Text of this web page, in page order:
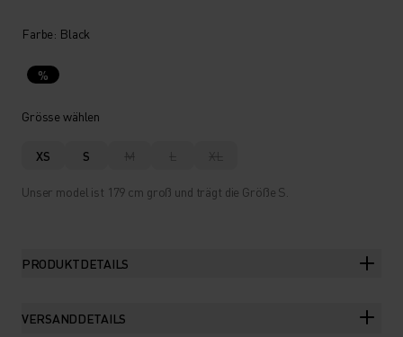
Farbe: Black
%
Grösse wählen
XS S M L XL
Unser model ist 179 cm groß und trägt die Größe S.
PRODUKTDETAILS
VERSANDDETAILS